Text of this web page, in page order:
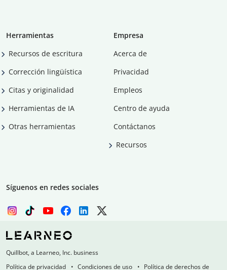
Herramientas
Recursos de escritura
Corrección lingüística
Citas y originalidad
Herramientas de IA
Otras herramientas
Empresa
Acerca de
Privacidad
Empleos
Centro de ayuda
Contáctanos
Recursos
Síguenos en redes sociales
Quillbot, a Learneo, Inc. business
Política de privacidad
Condiciones de uso Política de derechos de